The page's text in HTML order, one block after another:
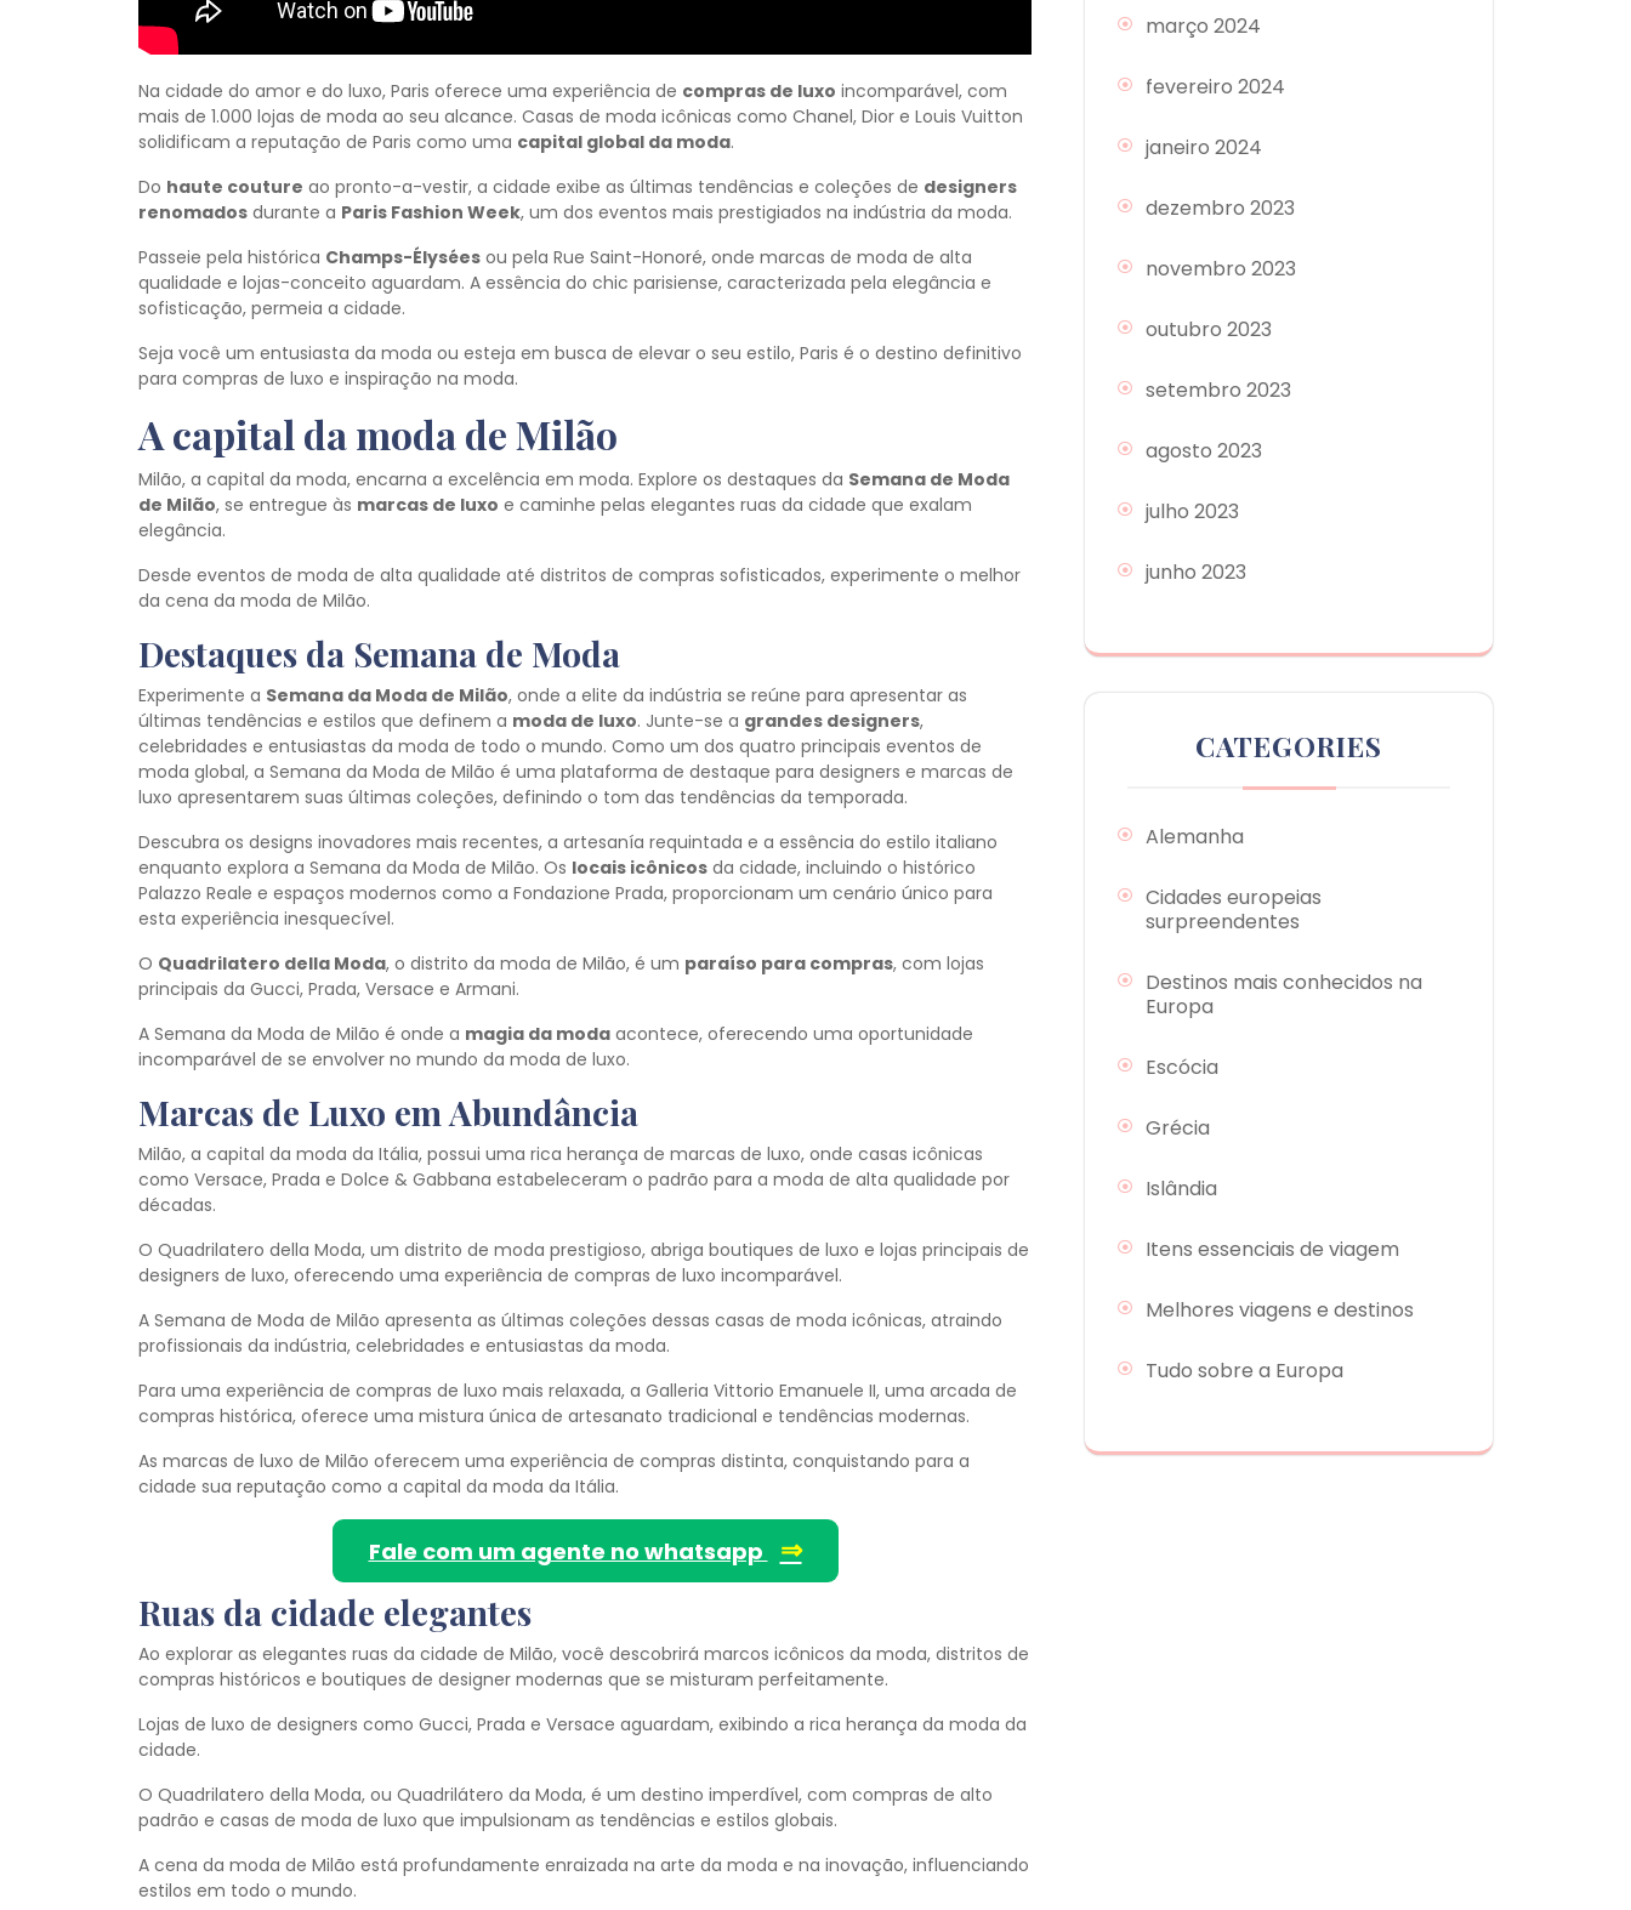
Na cidade do amor e do luxo, Paris oferece uma experiência de compras de luxo incomparável, com
mais de 1.000 lojas de moda ao seu alcance. Casas de moda icônicas como Chanel, Dior e Louis Vuitton
solidificam a reputação de Paris como uma capital global da moda.
Do haute couture ao pronto-a-vestir, a cidade exibe as últimas tendências e coleções de designers
renomados durante a Paris Fashion Week, um dos eventos mais prestigiados na indústria da moda.
Passeie pela histórica Champs-Élysées ou pela Rue Saint-Honoré, onde marcas de moda de alta
qualidade e lojas-conceito aguardam. A essência do chic parisiense, caracterizada pela elegância e
sofisticação, permeia a cidade.
Seja você um entusiasta da moda ou esteja em busca de elevar o seu estilo, Paris é o destino definitivo
para compras de luxo e inspiração na moda.
A capital da moda de Milão
Milão, a capital da moda, encarna a excelência em moda. Explore os destaques da Semana de Moda
de Milão, se entregue às marcas de luxo e caminhe pelas elegantes ruas da cidade que exalam
elegância.
Desde eventos de moda de alta qualidade até distritos de compras sofisticados, experimente o melhor
da cena da moda de Milão.
Destaques da Semana de Moda
Experimente a Semana da Moda de Milão, onde a elite da indústria se reúne para apresentar as
últimas tendências e estilos que definem a moda de luxo. Junte-se a grandes designers,
celebridades e entusiastas da moda de todo o mundo. Como um dos quatro principais eventos de
moda global, a Semana da Moda de Milão é uma plataforma de destaque para designers e marcas de
luxo apresentarem suas últimas coleções, definindo o tom das tendências da temporada.
Descubra os designs inovadores mais recentes, a artesanía requintada e a essência do estilo italiano
enquanto explora a Semana da Moda de Milão. Os locais icônicos da cidade, incluindo o histórico
Palazzo Reale e espaços modernos como a Fondazione Prada, proporcionam um cenário único para
esta experiência inesquecível.
O Quadrilatero della Moda, o distrito da moda de Milão, é um paraíso para compras, com lojas
principais da Gucci, Prada, Versace e Armani.
A Semana da Moda de Milão é onde a magia da moda acontece, oferecendo uma oportunidade
incomparável de se envolver no mundo da moda de luxo.
Marcas de Luxo em Abundância
Milão, a capital da moda da Itália, possui uma rica herança de marcas de luxo, onde casas icônicas
como Versace, Prada e Dolce & Gabbana estabeleceram o padrão para a moda de alta qualidade por
décadas.
O Quadrilatero della Moda, um distrito de moda prestigioso, abriga boutiques de luxo e lojas principais de
designers de luxo, oferecendo uma experiência de compras de luxo incomparável.
A Semana de Moda de Milão apresenta as últimas coleções dessas casas de moda icônicas, atraindo
profissionais da indústria, celebridades e entusiastas da moda.
Para uma experiência de compras de luxo mais relaxada, a Galleria Vittorio Emanuele II, uma arcada de
compras histórica, oferece uma mistura única de artesanato tradicional e tendências modernas.
As marcas de luxo de Milão oferecem uma experiência de compras distinta, conquistando para a
cidade sua reputação como a capital da moda da Itália.
Fale com um agente no whatsapp ⇒
Ruas da cidade elegantes
Ao explorar as elegantes ruas da cidade de Milão, você descobrirá marcos icônicos da moda, distritos de
compras históricos e boutiques de designer modernas que se misturam perfeitamente.
Lojas de luxo de designers como Gucci, Prada e Versace aguardam, exibindo a rica herança da moda da
cidade.
O Quadrilatero della Moda, ou Quadrilátero da Moda, é um destino imperdível, com compras de alto
padrão e casas de moda de luxo que impulsionam as tendências e estilos globais.
A cena da moda de Milão está profundamente enraizada na arte da moda e na inovação, influenciando
estilos em todo o mundo.
março 2024
fevereiro 2024
janeiro 2024
dezembro 2023
novembro 2023
outubro 2023
setembro 2023
agosto 2023
julho 2023
junho 2023
CATEGORIES
Alemanha
Cidades europeias
surpreendentes
Destinos mais conhecidos na
Europa
Escócia
Grécia
Islândia
Itens essenciais de viagem
Melhores viagens e destinos
Tudo sobre a Europa